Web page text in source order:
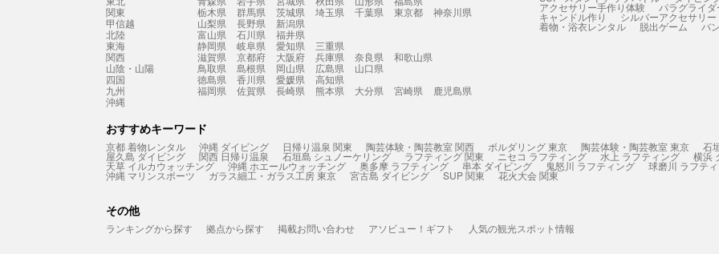
関東
栃木県 群馬県 茨城県 埼玉県 千葉県 東京都
神奈川県
甲信越
山梨県 長野県
新潟県
北陸
富山県 石川県
福井県
東海
静岡県 岐阜県 愛知県
三重県
関西
滋賀県 京都府 大阪府 兵庫県 奈良県
和歌山県
山陰・山陽
鳥取県 島根県 岡山県 広島県
山口県
四国
徳島県 香川県 愛媛県
高知県
九州
福岡県 佐賀県 長崎県 熊本県 大分県 宮崎県
鹿児島県
沖縄
アクセサリー手作り体験 パラグライダ
キャンドル作り シルバーアクセサリ
着物・浴衣レンタル 脱出ゲーム バ
おすすめキーワード
京都 着物レンタル 沖縄 ダイビング 日帰り温泉 関東 陶芸体験・陶芸教室 関西 ボルダリング 東京 陶芸体験・陶芸教室 東京 石
屋久島 ダイビング 関西 日帰り温泉 石垣島 シュノーケリング ラフティング 関東 ニセコ ラフティング 水上 ラフティング 横浜
天草 イルカウォッチング 沖縄 ホエールウォッチング 奥多摩 ラフティング 串本 ダイビング 鬼怒川 ラフティング 球磨川 ラフテ
沖縄 マリンスポーツ ガラス細工・ガラス工房 東京 宮古島 ダイビング SUP 関東 花火大会 関東
その他
ランキングから探す 拠点から探す 掲載お問い合わせ アソビュー！ギフト 人気の観光スポット情報